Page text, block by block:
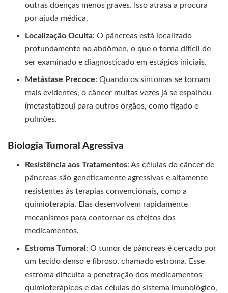
outras doenças menos graves. Isso atrasa a procura
por ajuda médica.
Localização Oculta: O pâncreas está localizado
profundamente no abdômen, o que o torna difícil de
ser examinado e diagnosticado em estágios iniciais.
Metástase Precoce: Quando os sintomas se tornam
mais evidentes, o câncer muitas vezes já se espalhou
(metastatizou) para outros órgãos, como fígado e
pulmões.
Biologia Tumoral Agressiva
Resistência aos Tratamentos: As células do câncer de
pâncreas são geneticamente agressivas e altamente
resistentes às terapias convencionais, como a
quimioterapia. Elas desenvolvem rapidamente
mecanismos para contornar os efeitos dos
medicamentos.
Estroma Tumoral : O tumor de pâncreas é cercado por
um tecido denso e fibroso, chamado estroma. Esse
estroma dificulta a penetração dos medicamentos
quimioterápicos e das células do sistema imunológico,